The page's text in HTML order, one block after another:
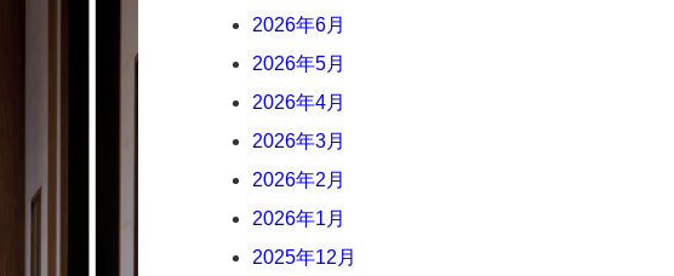
2026年6月
2026年5月
2026年4月
2026年3月
2026年2月
2026年1月
2025年12月